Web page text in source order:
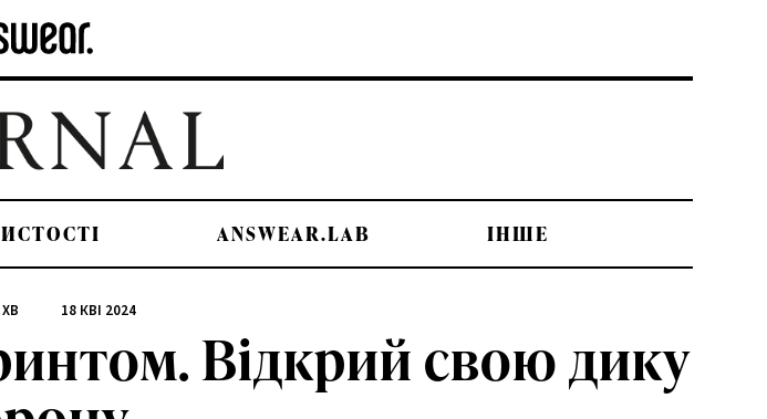
ANSWEAR.LAB ІНШЕ
ХВ 18 КВІ 2024
Відкрий свою дику